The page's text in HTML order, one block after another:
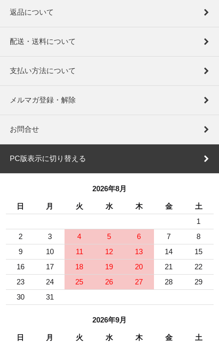
返品について
配送・送料について
支払い方法について
メルマガ登録・解除
お問合せ
PC版表示に切り替える
2026年8月
日 月 火 水 木 金
土
1
2
3 4 5 6 7
8
9
10 11 12 13 14
15
16
17 18 19 20 21
22
23
24 25 26 27 28
29
30
31
2026年9月
日 月 火 水 木 金
土